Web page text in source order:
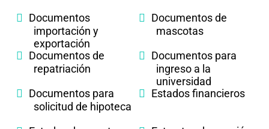
Documentos
importación y
exportación
Documentos de
mascotas
Documentos de
repatriación
Documentos para
ingreso a la
universidad
Documentos para
solicitud de hipoteca
Estados financieros